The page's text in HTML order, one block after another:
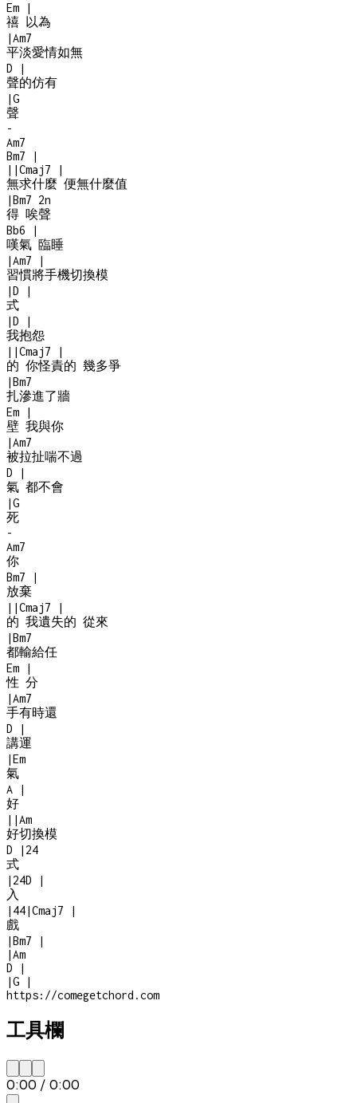
Em
|
禧 以為
|Am7
平淡愛情如無
D
|
聲的仿有
|G
聲
-
Am7
Bm7
|
| |Cmaj7
|
無求什麼 便無什麼值
|Bm7 2n
得 唉聲
Bb6
|
嘆氣 臨睡
|Am7
|
習慣將手機切換模
|D
|
式
|D
|
我抱怨
| |Cmaj7
|
的 你怪責的 幾多爭
|Bm7
扎滲進了牆
Em
|
壁 我與你
|Am7
被拉扯喘不過
D
|
氣 都不會
|G
死
-
Am7
你
Bm7
|
放棄
| |Cmaj7
|
的 我遺失的 從來
|Bm7
都輸給任
Em
|
性 分
|Am7
手有時還
D
|
講運
|Em
氣
A
|
好
| |Am
好切換模
D
| 24
式
| 24D
|
入
| 44|Cmaj7
|
戲
|Bm7
|
|Am
D
|
|G
|
https://comegetchord.com
工具欄
0:00 / 0:00